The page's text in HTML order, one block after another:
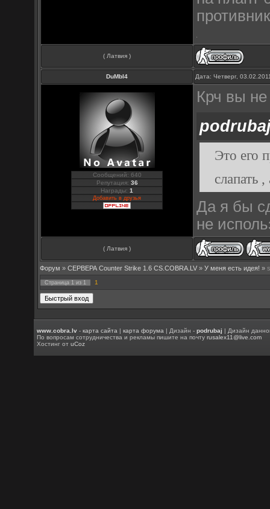
( Латвия )
DuMbI4 Дата: Четверг,
Сообщений: 640
Репутация: 36
Награды:1
Добавить в друзья
Крч вы
Это его
слапать
Да я бы
не
( Латвия )
Форум » СЕРВЕРА Counter Strike 1.6 CS.COBRA.LV » У меня есть идея! »
Страница 1 из 1 1
www.cobra.lv -карта сайта |карта форума | Дизайн -podrubaj | Дизайн
По вопросам сотрудничества и рекламы пишите на почтуrusalex11@live.com
Хостинг отuCoz